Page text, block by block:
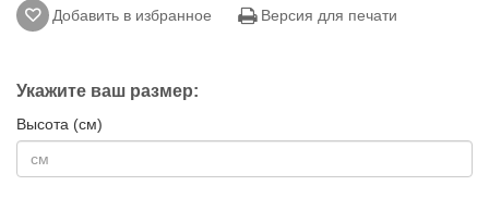
Добавить в избранное Версия для печати
Укажите ваш размер:
Высота (см)